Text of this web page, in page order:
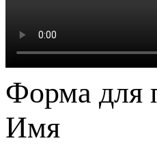
Форма для
Имя